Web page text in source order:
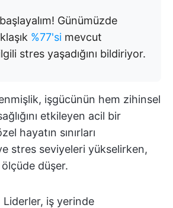
Günümüzde
%77'si mevcut
stres yaşadığını bildiriyor.
işgücünün hem zihinsel
etkileyen acil bir
hayatın sınırları
stres seviyeleri yükselirken,
düşer.
iş yerinde